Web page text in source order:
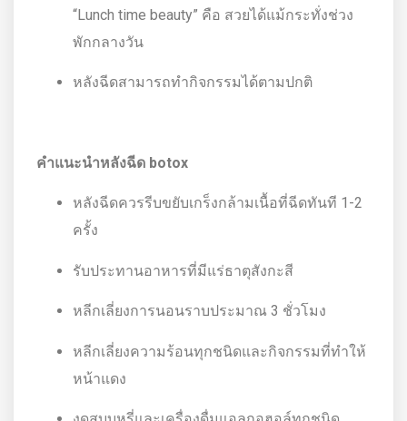
“Lunch time beauty” คือ สวยได้แม้กระทั่งช่วง
พักกลางวัน
หลังฉีดสามารถทำกิจกรรมได้ตามปกติ
คำแนะนำหลังฉีด botox
หลังฉีดควรรีบขยับเกร็งกล้ามเนื้อที่ฉีดทันที 1-2
ครั้ง
รับประทานอาหารที่มีแร่ธาตุสังกะสี
หลีกเลี่ยงการนอนราบประมาณ 3 ชั่วโมง
หลีกเลี่ยงความร้อนทุกชนิดและกิจกรรมที่ทำให้
หน้าแดง